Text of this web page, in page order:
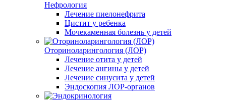
Нефрология
Лечение пиелонефрита
Цистит у ребенка
Мочекаменная болезнь у детей
Оториноларингология (ЛОР)
Лечение отита у детей
Лечение ангины у детей
Лечение синусита у детей
Эндоскопия ЛОР-органов